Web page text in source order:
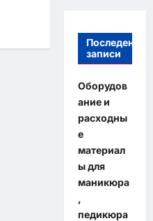
Последение
записи
Оборудов
ание и
расходны
е
материал
ы для
маникюра
,
педикюра